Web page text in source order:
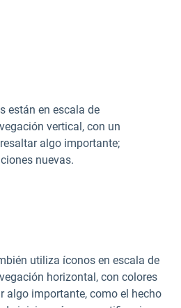
están en escala de
vertical, con un
algo importante;
nuevas.
utiliza íconos en escala de
horizontal, con colores
algo importante, como el hecho